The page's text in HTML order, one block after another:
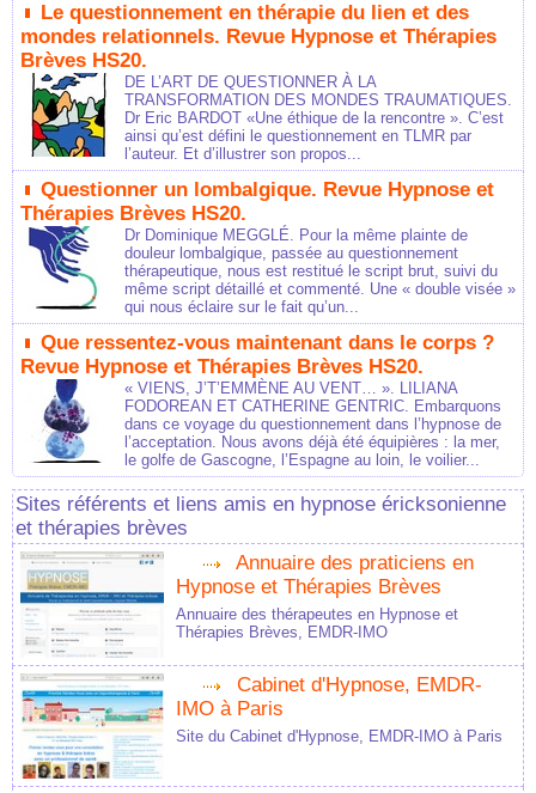
Le questionnement en thérapie du lien et des
mondes relationnels. Revue Hypnose et Thérapies
Brèves HS20.
DE L’ART DE QUESTIONNER À LA
TRANSFORMATION DES MONDES TRAUMATIQUES.
Dr Eric BARDOT «Une éthique de la rencontre ». C’est
ainsi qu’est défini le questionnement en TLMR par
l’auteur. Et d’illustrer son propos...
Questionner un lombalgique. Revue Hypnose et
Thérapies Brèves HS20.
Dr Dominique MEGGLÉ. Pour la même plainte de
douleur lombalgique, passée au questionnement
thérapeutique, nous est restitué le script brut, suivi du
même script détaillé et commenté. Une « double visée »
qui nous éclaire sur le fait qu’un...
Que ressentez-vous maintenant dans le corps ?
Revue Hypnose et Thérapies Brèves HS20.
« VIENS, J’T’EMMÈNE AU VENT… ». LILIANA
FODOREAN ET CATHERINE GENTRIC. Embarquons
dans ce voyage du questionnement dans l’hypnose de
l’acceptation. Nous avons déjà été équipières : la mer,
le golfe de Gascogne, l’Espagne au loin, le voilier...
Sites référents et liens amis en hypnose éricksonienne
et thérapies brèves
Annuaire des praticiens en
Hypnose et Thérapies Brèves
Annuaire des thérapeutes en Hypnose et
Thérapies Brèves, EMDR-IMO
Cabinet d'Hypnose, EMDR-
IMO à Paris
Site du Cabinet d'Hypnose, EMDR-IMO à Paris